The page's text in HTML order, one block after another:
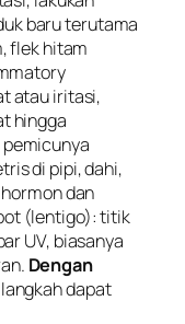
baru terutama
flek hitam
atau iritasi,
hingga
di pipi, dahi,
dan
(lentigo): titik
UV, biasanya
Dengan
dapat